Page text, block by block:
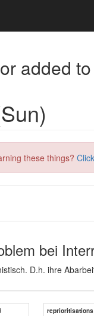
added
these things?
bei
D.h. ihre
reprioritisations